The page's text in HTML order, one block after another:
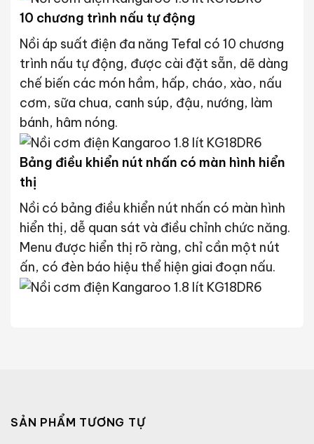
10 chương trình nấu tự động
Nồi áp suất điện đa năng Tefal có 10 chương
trình nấu tự động, được cài đặt sẵn, dẽ dàng
chế biến các món hầm, hấp, cháo, xào, nấu
cơm, sữa chua, canh súp, đậu, nướng, làm
bánh, hâm nóng.
Bảng điều khiển nút nhấn có màn hình hiển
thị
Nồi có bảng điều khiển nút nhấn có màn hình
hiển thị, dễ quan sát và điều chỉnh chức năng.
Menu được hiển thị rõ ràng, chỉ cần một nút
ấn, có đèn báo hiệu thể hiện giai đoạn nấu.
SẢN PHẨM TƯƠNG TỰ